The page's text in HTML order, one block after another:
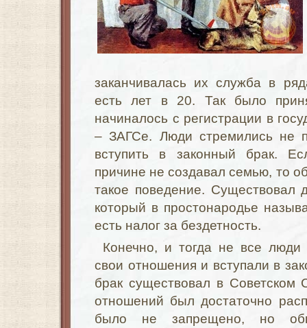
заканчивалась их служба в
есть лет в 20. Так было
начиналось с регистрации в
– ЗАГСе. Люди стремились не
вступить в законный брак.
причине не создавал семью, то
такое поведение. Существовал
который в простонародье
есть налог за бездетность.
Конечно, и тогда не все
свои отношения и вступали в
брак существовал в Советском
отношений был достаточно
было не запрещено, но